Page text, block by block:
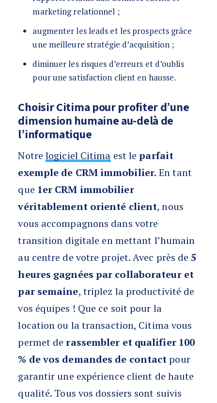
marketing relationnel ;
augmenter les leads et les prospects grâce
une meilleure stratégie d’acquisition ;
diminuer les risques d’erreurs et d’oublis
pour une satisfaction client en hausse.
Choisir Citima pour profiter d’une
dimension humaine au-delà de
l’informatique
Notrelogiciel Citima est leparfait
exemple de CRM immobilier. En tant
que 1er CRM immobilier
véritablement orienté client, nous
vous accompagnons dans votre
transition digitale en mettant l’humain
au centre de votre projet. Avec près de 5
heures gagnées par collaborateur et
par semaine, triplez la productivité de
vos équipes ! Que ce soit pour la
location ou la transaction, Citima vous
permet derassembler et qualifier 100
% de vos demandes de contactpour
garantir une expérience client de haute
qualité. Tous vos dossiers sont suivis